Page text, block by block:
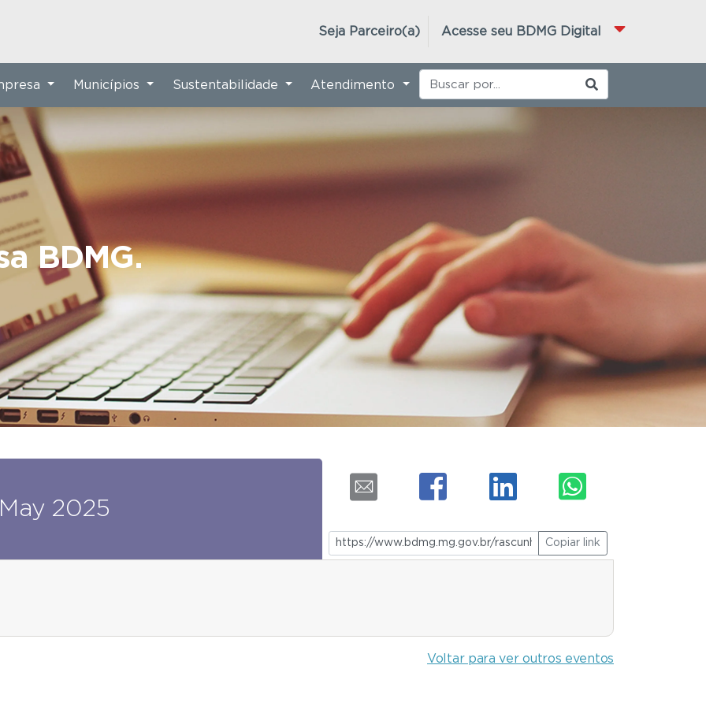
Acesse seu BDMG Digital
Seja Parceiro(a)
BDMG.
Municípios Sustentabilidade Atendimento
2025
Copiar link
Voltar para ver outros eventos